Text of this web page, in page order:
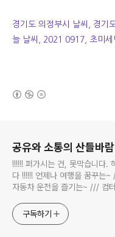
경기도 의정부시 날씨, 경기
늘 날씨, 2021 0917, 초미세
공유와 소통의 산들바람
!!!!!! 퍼가시는 건, 못막습니다.
다 !!!!!! 언제나 여행을 꿈꾸는
자동차 운전을 즐기는~ /// 컴
식하는 미드가 있는~ /// 사회
구독하기